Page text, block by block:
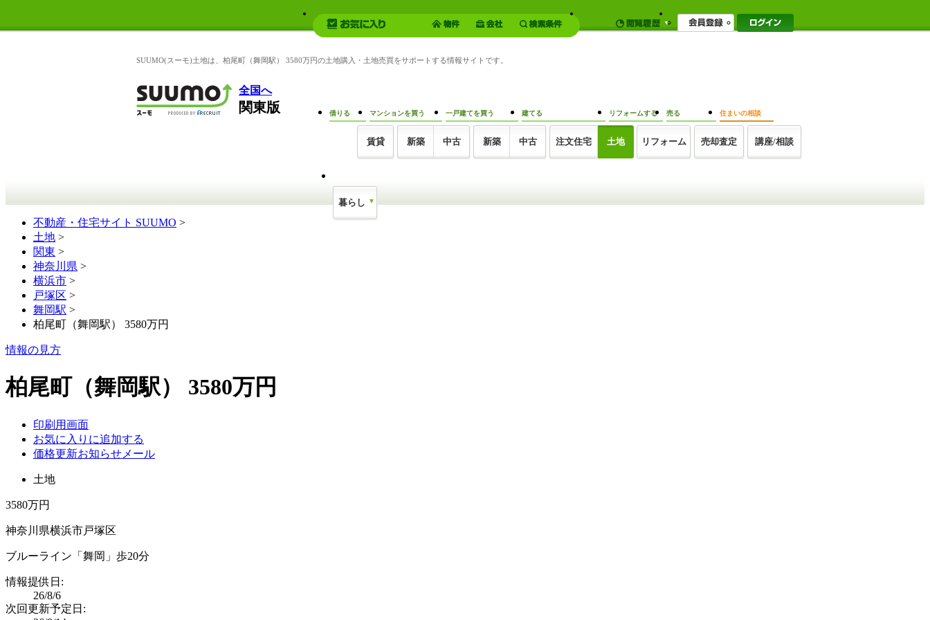
SUUMO(スーモ)土地は、柏尾町（舞岡駅） 3580万円の土地購入・土地売買をサポートする情報サイトです。
全国へ
関東版 借りる
賃貸
マンションを買う
新築 中古
一戸建てを買う
新築 中古
建てる
注文住宅 土地
リフォームする
リフォーム
売る
売却査定
住まいの相談
講座/相談
暮らし
不動産・住宅サイト SUUMO >
土地 >
関東 >
神奈川県 >
横浜市 >
戸塚区 >
舞岡駅 >
柏尾町（舞岡駅） 3580万円
情報の見方
柏尾町（舞岡駅） 3580万円
印刷用画面
お気に入りに追加する
価格更新お知らせメール
土地
3580万円
神奈川県横浜市戸塚区
ブルーライン「舞岡」歩20分
情報提供日:
26/8/6
次回更新予定日: